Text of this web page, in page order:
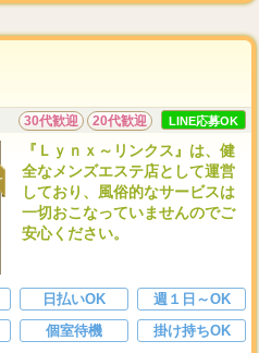
30代歓迎 20代歓迎 LINE応募OK
『Ｌｙｎｘ～リンクス』は、健
全なメンズエステ店として運営
しており、風俗的なサービスは
一切おこなっていませんのでご
安心ください。
日払いOK
週１日～OK
個室待機
掛け持ちOK